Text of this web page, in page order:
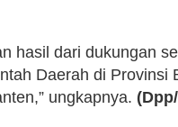
hasil dari dukungan
Daerah di Provinsi
ungkapnya.